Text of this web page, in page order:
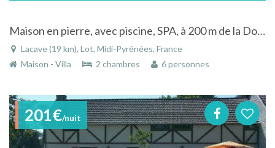
Maison en pierre, avec piscine, SPA, à 200 m de la Dordogne, 4 * Atout France
Lacave (19 km), Lot, Midi-Pyrénées, France
Maison - Villa
2 chambres 6 personnes
201€/nuit